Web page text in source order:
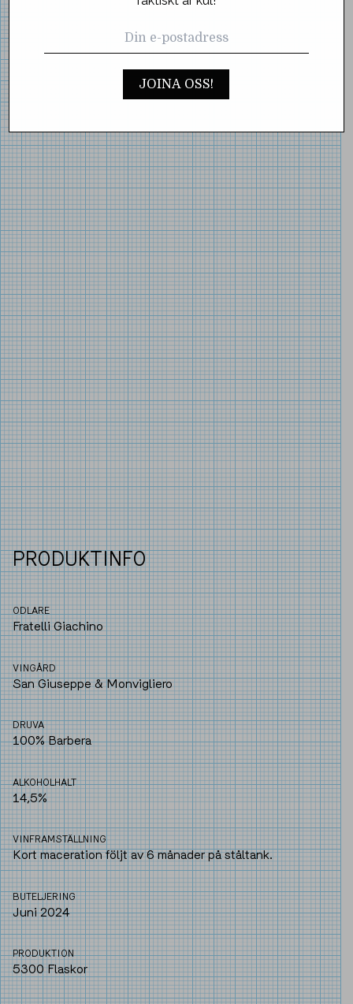
PRODUKTINFO
ODLARE
Fratelli Giachino
VINGÅRD
San Giuseppe & Monvigliero
DRUVA
100% Barbera
ALKOHOLHALT
14,5%
VINFRAMSTÄLLNING
Kort maceration följt av 6 månader på ståltank.
BUTELJERING
Juni 2024
PRODUKTION
5300 Flaskor